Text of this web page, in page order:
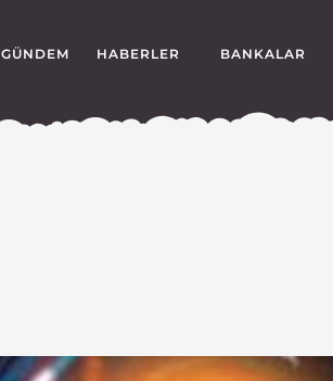
GÜNDEM HABERLER BANKALAR